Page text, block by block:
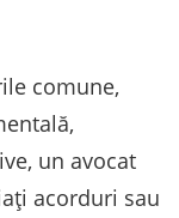
comune,
un avocat
acorduri sau